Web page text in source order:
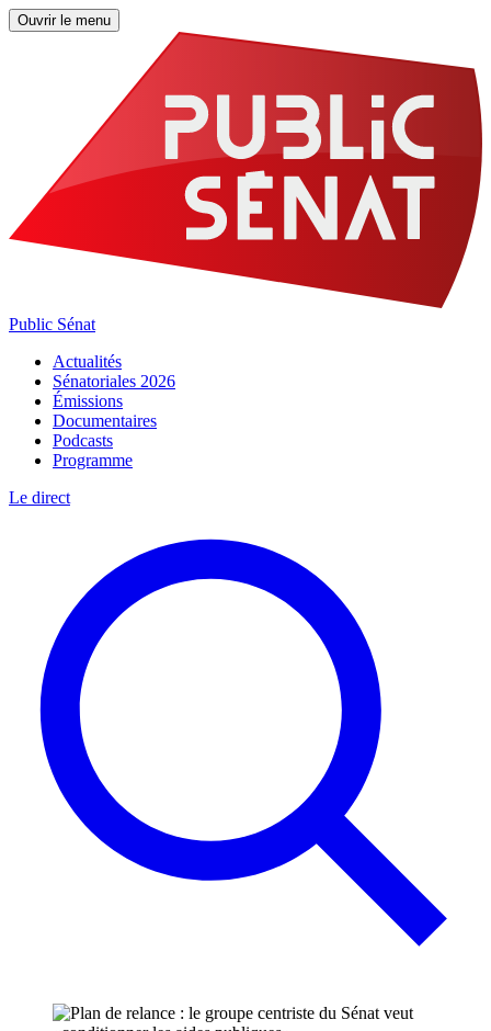
Ouvrir le menu
Public Sénat
Actualités
Sénatoriales 2026
Émissions
Documentaires
Podcasts
Programme
Le direct